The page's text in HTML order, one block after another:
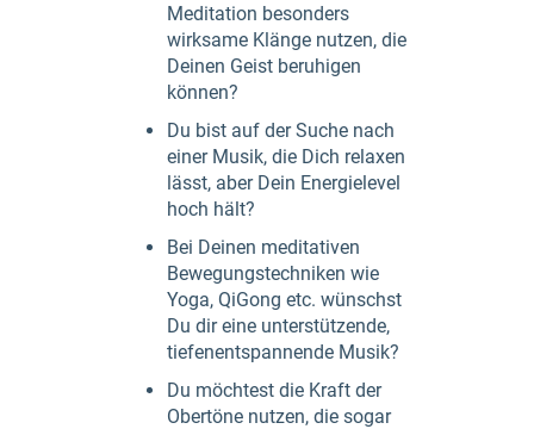
Meditation besonders
wirksame Klänge nutzen, die
Deinen Geist beruhigen
können?
Du bist auf der Suche nach
einer Musik, die Dich relaxen
lässt, aber Dein Energielevel
hoch hält?
Bei Deinen meditativen
Bewegungstechniken wie
Yoga, QiGong etc. wünschst
Du dir eine unterstützende,
tiefenentspannende Musik?
Du möchtest die Kraft der
Obertöne nutzen, die sogar